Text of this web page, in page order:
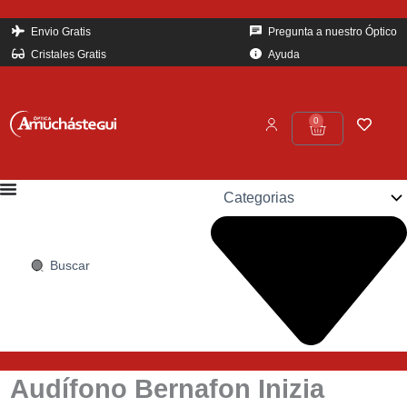
contenido
Envio Gratis
Cristales Gratis
Pregunta a nuestro Óptico
Ayuda
0
Carrito
Search
Audífono Bernafon Inizia